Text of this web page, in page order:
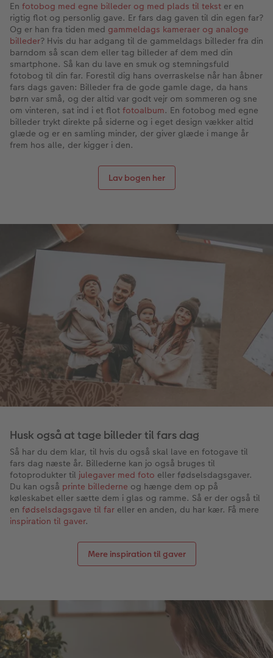
En fotobog med egne billeder og med plads til tekst er en
rigtig flot og personlig gave. Er fars dag gaven til din egen far?
Og er han fra tiden med gammeldags kameraer og analoge
billeder? Hvis du har adgang til de gammeldags billeder fra din
barndom så scan dem eller tag billeder af dem med din
smartphone. Så kan du lave en smuk og stemningsfuld
fotobog til din far. Forestil dig hans overraskelse når han åbner
fars dags gaven: Billeder fra de gode gamle dage, da hans
børn var små, og der altid var godt vejr om sommeren og sne
om vinteren, sat ind i et flot fotoalbum. En fotobog med egne
billeder trykt direkte på siderne og i eget design vækker altid
glæde og er en samling minder, der giver glæde i mange år
frem hos alle, der kigger i den.
Lav bogen her
Husk også at tage billeder til fars dag
Så har du dem klar, til hvis du også skal lave en fotogave til
fars dag næste år. Billederne kan jo også bruges til
fotoprodukter til julegaver med foto eller fødselsdagsgaver.
Du kan også printe billederne og hænge dem op på
køleskabet eller sætte dem i glas og ramme. Så er der også til
en fødselsdagsgave til far eller en anden, du har kær. Få mere
inspiration til gaver.
Mere inspiration til gaver